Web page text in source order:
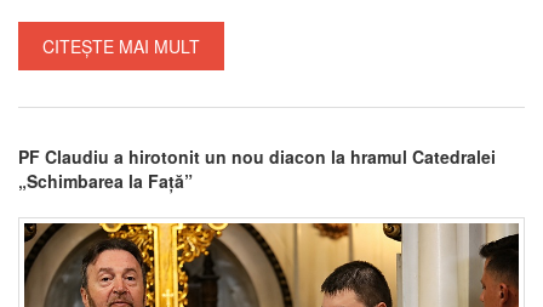
CITEȘTE MAI MULT
PF Claudiu a hirotonit un nou diacon la hramul Catedralei
„Schimbarea la Față”